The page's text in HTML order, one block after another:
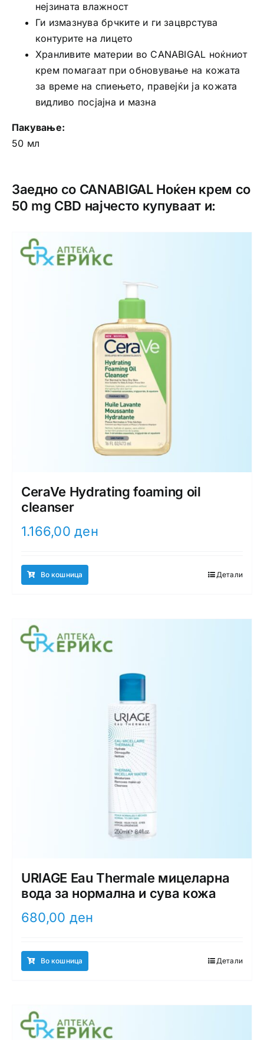
нејзината влажност
Ги измазнува брчките и ги зацврстува
контурите на лицето
Хранливите материи во CANABIGAL ноќниот
крем помагаат при обновување на кожата
за време на спиењето, правејќи ја кожата
видливо посјајна и мазна
Пакување:
50 мл
Заедно со CANABIGAL Ноќен крем со
50 mg CBD најчесто купуваат и:
CeraVe Hydrating foaming oil
cleanser
1.166,00ден
Во кошница Детали
URIAGE Eau Thermale мицеларна
вода за нормална и сува кожа
680,00 ден
Во кошница Детали